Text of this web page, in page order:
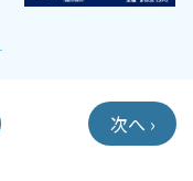
次へ ›